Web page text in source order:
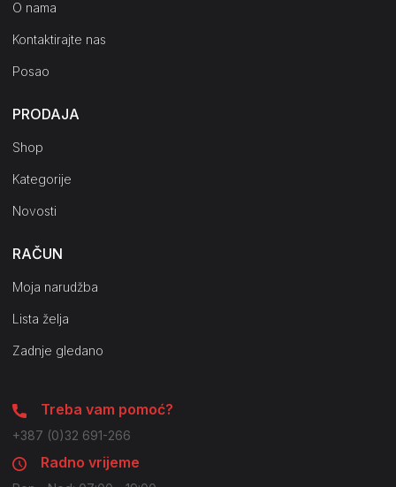
O nama
Kontaktirajte nas
Posao
PRODAJA
Shop
Kategorije
Novosti
RAČUN
Moja narudžba
Lista želja
Zadnje gledano
Treba vam pomoć?
+387 (0)32 691-266
Radno vrijeme